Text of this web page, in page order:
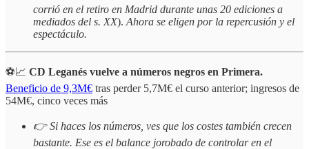
corrió en el retiro en Madrid durante unas 20 ediciones a
mediados del s. XX). Ahora se eligen por la repercusión y el
espectáculo.
⚽📈 CD Leganés vuelve a números negros en Primera.
Beneficio de 9,3M€ tras perder 5,7M€ el curso anterior; ingresos de
54M€, cinco veces más
👉 Si haces los números, ves que los costes también crecen
bastante. Ese es el balance jorobado de controlar en el